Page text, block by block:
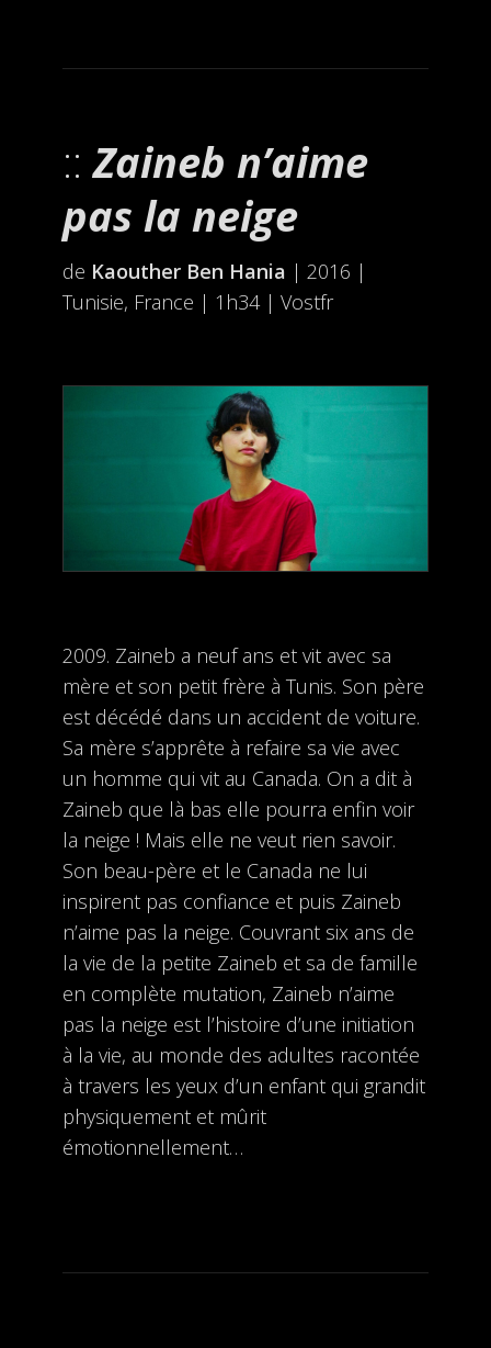
Zaineb n’aime
pas la neige
de Kaouther Ben Hania | 2016 |
Tunisie, France | 1h34 | Vostfr
2009. Zaineb a neuf ans et vit avec sa
mère et son petit frère à Tunis. Son père
est décédé dans un accident de voiture.
Sa mère s’apprête à refaire sa vie avec
un homme qui vit au Canada. On a dit à
Zaineb que là bas elle pourra enfin voir
la neige ! Mais elle ne veut rien savoir.
Son beau-père et le Canada ne lui
inspirent pas confiance et puis Zaineb
n’aime pas la neige. Couvrant six ans de
la vie de la petite Zaineb et sa de famille
en complète mutation, Zaineb n’aime
pas la neige est l’histoire d’une initiation
à la vie, au monde des adultes racontée
à travers les yeux d’un enfant qui grandit
physiquement et mûrit
émotionnellement…